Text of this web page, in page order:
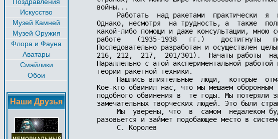
Искусство
Музей Камней
Музей Оружия
Флора и Фауна
Аватары
Смайлики
Обои
Наши Друзья
войны...
Работать  над ракетами  практически  я
Однако, несмотря  на трудность, а  также
какой-либо помощи и даже консультации, мною
работе    (1935-1938   гг.)    достигнуты
Последовательно разработан и осуществлен
216, 212,  217,  201/301).  Начаты работы
Параллельно с атой акспериментальной
теории ракетной техники.
Нашлись влиятельные  люди,  которые
Кое-кто обвинил нас, что мы мешаем оборонным
подобного обвинения в  те годы. Мы потеряли
замечательных творческих людей. Это были
Мы  уверены, что  в  самом  недалеком
разовьется и займет подобающее место в
     С. Королев